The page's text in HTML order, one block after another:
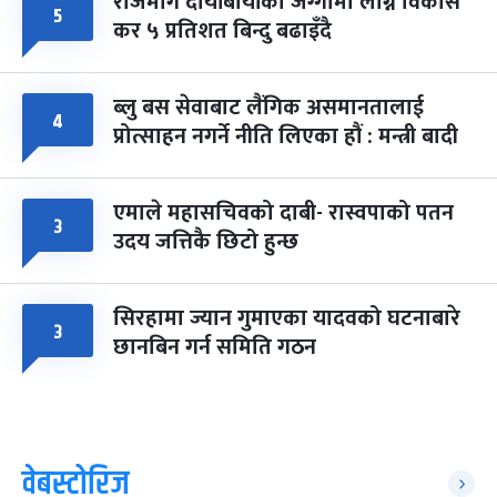
५ कर ५ प्रतिशत बिन्दु बढाइँदै
४ ब्लु बस सेवाबाट लैंगिक असमानतालाई
प्रोत्साहन नगर्ने नीति लिएका हौं : मन्त्री बादी
३ एमाले महासचिवको दाबी- रास्वपाको पतन
उदय जत्तिकै छिटो हुन्छ
३ सिरहामा ज्यान गुमाएका यादवको घटनाबारे
छानबिन गर्न समिति गठन
वेबस्टोरिज